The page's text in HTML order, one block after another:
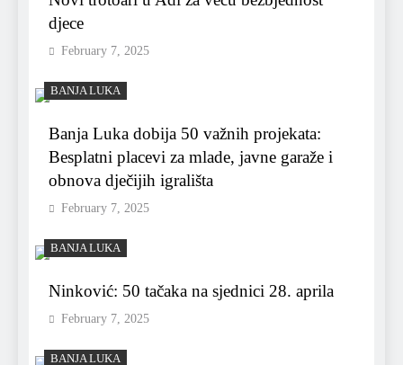
djece
February 7, 2025
BANJA LUKA
Banja Luka dobija 50 važnih projekata:
Besplatni placevi za mlade, javne garaže i
obnova dječijih igrališta
February 7, 2025
BANJA LUKA
Ninković: 50 tačaka na sjednici 28. aprila
February 7, 2025
BANJA LUKA